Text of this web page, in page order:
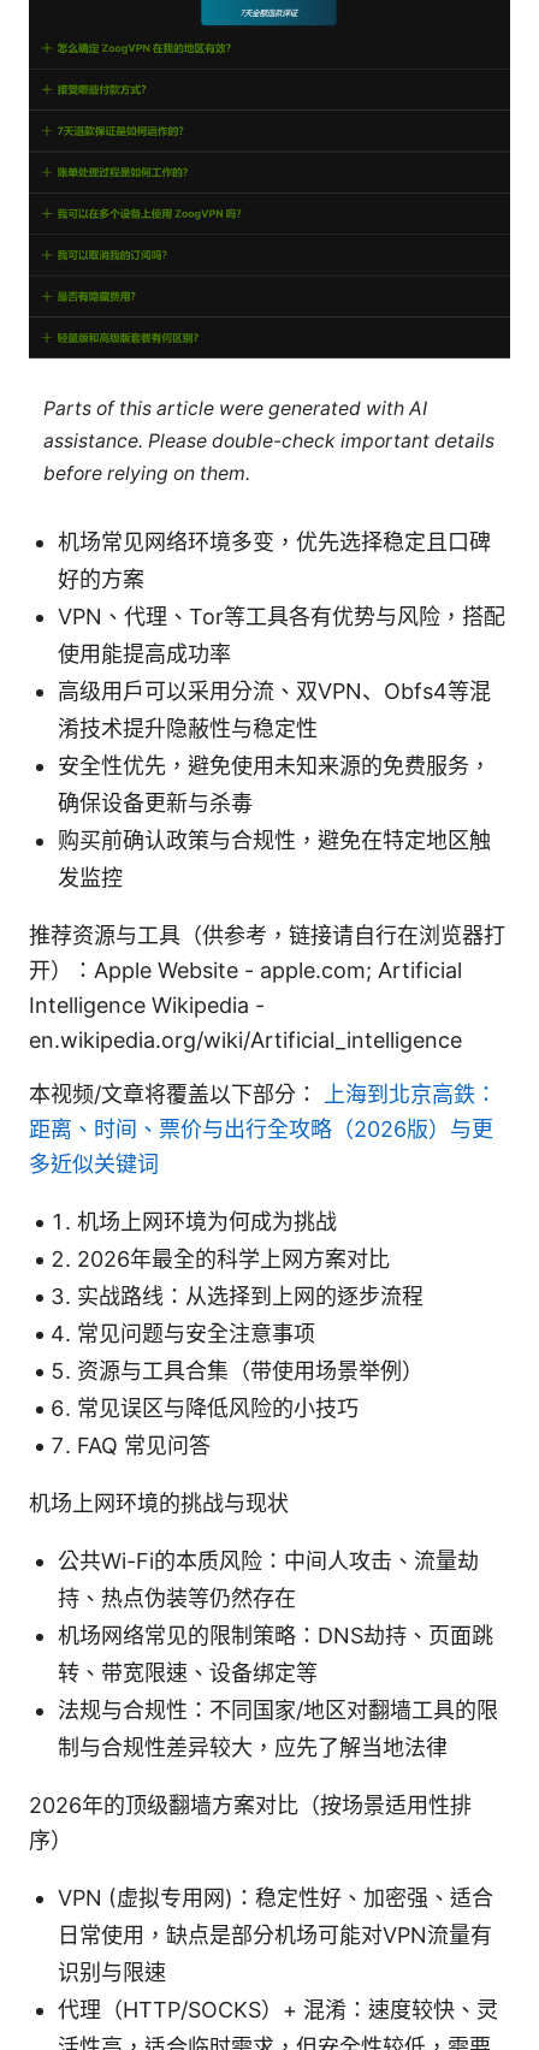
Parts of this article were generated with AI
assistance. Please double-check important details
before relying on them.
机场常见网络环境多变，优先选择稳定且口碑
好的方案
VPN、代理、Tor等工具各有优势与风险，搭配
使用能提高成功率
高级用户可以采用分流、双VPN、Obfs4等混
淆技术提升隐蔽性与稳定性
安全性优先，避免使用未知来源的免费服务，
确保设备更新与杀毒
购买前确认政策与合规性，避免在特定地区触
发监控
推荐资源与工具（供参考，链接请自行在浏览器打
开）：Apple Website - apple.com; Artificial
Intelligence Wikipedia -
en.wikipedia.org/wiki/Artificial_intelligence
本视频/文章将覆盖以下部分：
上海到北京高鉄：
距离、时间、票价与出行全攻略（2026版）与更
多近似关键词
机场上网环境为何成为挑战
2026年最全的科学上网方案对比
实战路线：从选择到上网的逐步流程
常见问题与安全注意事项
资源与工具合集（带使用场景举例）
常见误区与降低风险的小技巧
FAQ 常见问答
机场上网环境的挑战与现状
公共Wi-Fi的本质风险：中间人攻击、流量劫
持、热点伪装等仍然存在
机场网络常见的限制策略：DNS劫持、页面跳
转、带宽限速、设备绑定等
法规与合规性：不同国家/地区对翻墙工具的限
制与合规性差异较大，应先了解当地法律
2026年的顶级翻墙方案对比（按场景适用性排
序）
VPN (虚拟专用网)：稳定性好、加密强、适合
日常使用，缺点是部分机场可能对VPN流量有
识别与限速
代理（HTTP/SOCKS）+ 混淆：速度较快、灵